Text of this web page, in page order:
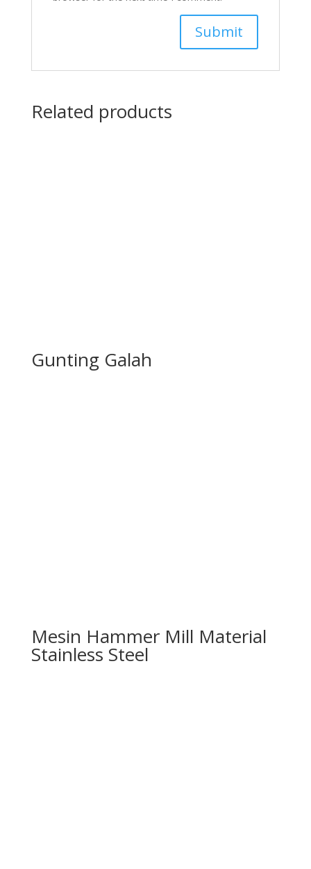
Related products
Gunting Galah
Mesin Hammer Mill Material
Stainless Steel